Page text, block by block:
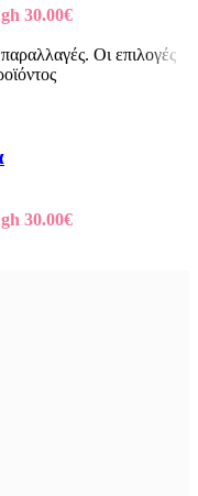
30.00€
Οι επιλογές
30.00€